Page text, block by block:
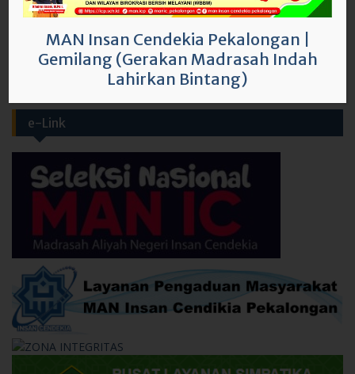
Save my name, email, and website in this browser for the
next time I comment.
e-Link
MAN Insan Cendekia Pekalongan
Gemilang (Gerakan Madrasah Indah
Lahirkan Bintang)